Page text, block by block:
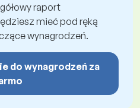
raport
mieć pod ręką
wynagrodzeń.
do wynagrodzeń za